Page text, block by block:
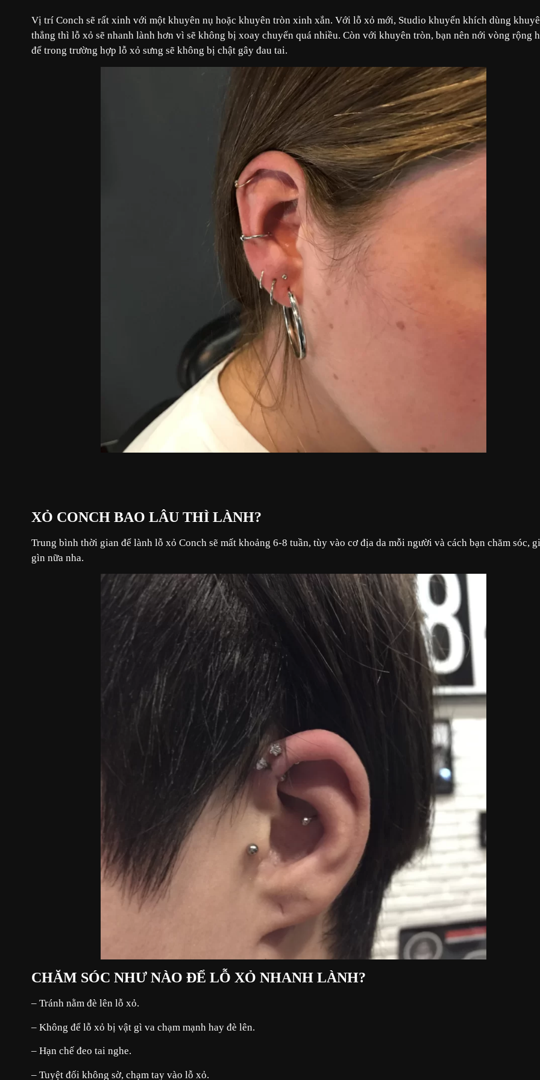
Vị trí Conch sẽ rất xinh với một khuyên nụ hoặc khuyên tròn xinh xắn. Với lỗ xỏ mới, Studio khuyến khích dùng
thẳng thì lỗ xỏ sẽ nhanh lành hơn vì sẽ không bị xoay chuyển quá nhiều. Còn với khuyên tròn, bạn nên nới vòng rộng
để trong trường hợp lỗ xỏ sưng sẽ không bị chật gây đau tai.
XỎ CONCH BAO LÂU THÌ LÀNH?
Trung bình thời gian để lành lỗ xỏ Conch sẽ mất khoảng 6-8 tuần, tùy vào cơ địa da mỗi người và cách bạn chăm sóc,
gìn nữa nha.
CHĂM SÓC NHƯ NÀO ĐỂ LỖ XỎ NHANH LÀNH?
– Tránh nằm đè lên lỗ xỏ.
– Không để lỗ xỏ bị vật gì va chạm mạnh hay đè lên.
– Hạn chế đeo tai nghe.
– Tuyệt đối không sờ, chạm tay vào lỗ xỏ.